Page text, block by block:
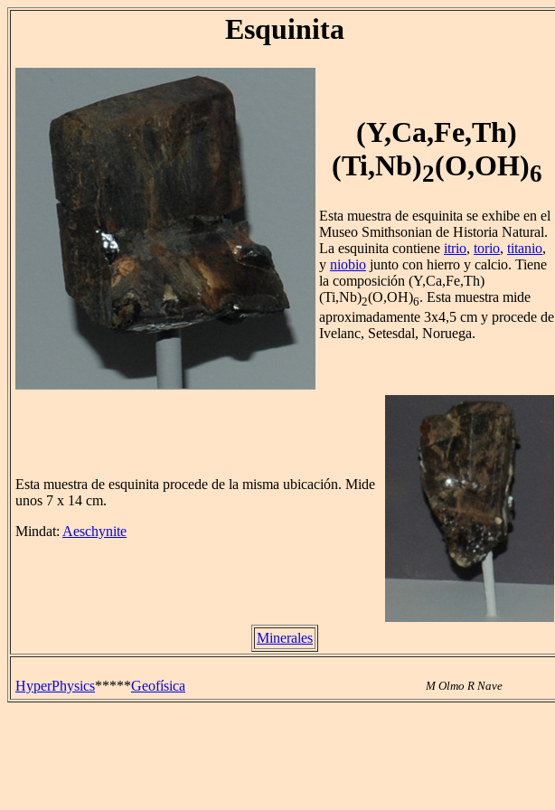
Esquinita
(Y,Ca,Fe,Th)
(Ti,Nb)2(O,OH)6
Esta muestra de esquinita se exhibe en el
Museo Smithsonian de Historia Natural.
La esquinita contiene itrio, torio, titanio,
y niobio junto con hierro y calcio. Tiene
la composición (Y,Ca,Fe,Th)
(Ti,Nb)2(O,OH)6. Esta muestra mide
aproximadamente 3x4,5 cm y procede de
Ivelanc, Setesdal, Noruega.
Esta muestra de esquinita procede de la misma ubicación. Mide
unos 7 x 14 cm.
Mindat: Aeschynite
Minerales
HyperPhysics*****Geofísica M Olmo R Nave